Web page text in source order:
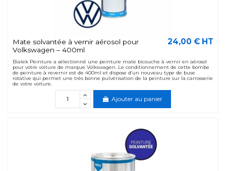
Mate solvantée à vernir aérosol pour
Volkswagen – 400ml
24,00 € HT
Bialek Peinture a sélectionné une peinture mate bicouche à vernir en aérosol
pour votre voiture de marque Volkswagen. Le conditionnement de cette bombe
de peinture à revernir est de 400ml et dispose d’un nouveau type de buse
rotative qui permet une très bonne pulvérisation de la peinture sur la carrosserie
de votre voiture.
Ajouter au panier